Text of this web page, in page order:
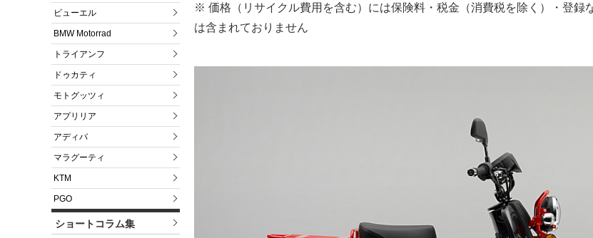
ビューエル
BMW Motorrad
トライアンフ
ドゥカティ
モトグッツィ
アプリリア
アディバ
マラグーティ
KTM
PGO
ショートコラム集
※ 価格（リサイクル費用を含む）には保険料・税金（消費税を除く）・登録
は含まれておりません